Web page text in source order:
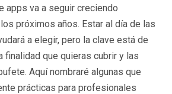
apps va a seguir creciendo
próximos años. Estar al día de las
a elegir, pero la clave está de
finalidad que quieras cubrir y las
Aquí nombraré algunas que
prácticas para profesionales